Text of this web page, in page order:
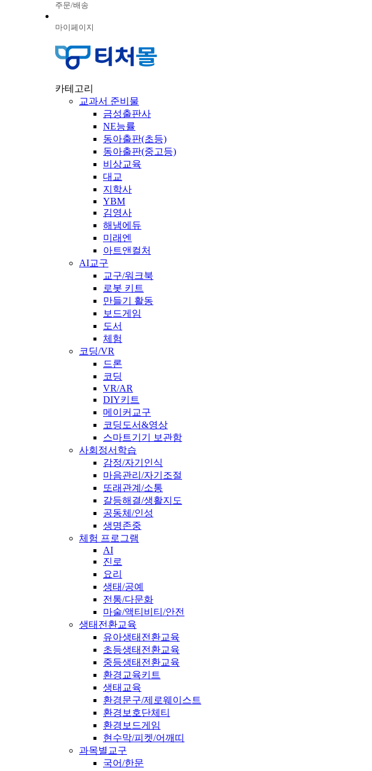
주문/배송
마이페이지
카테고리
교과서 준비물
금성출판사
NE능률
동아출판(초등)
동아출판(중고등)
비상교육
대교
지학사
YBM
김영사
해냄에듀
미래엔
아트앤컬처
AI교구
교구/워크북
로봇 키트
만들기 활동
보드게임
도서
체험
코딩/VR
드론
코딩
VR/AR
DIY키트
메이커교구
코딩도서&영상
스마트기기 보관함
사회정서학습
감정/자기인식
마음관리/자기조절
또래관계/소통
갈등해결/생활지도
공동체/인성
생명존중
체험 프로그램
AI
진로
요리
생태/공예
전통/다문화
마술/액티비티/안전
생태전환교육
유아생태전환교육
초등생태전환교육
중등생태전환교육
환경교육키트
생태교육
환경문구/제로웨이스트
환경보호단체티
환경보드게임
현수막/피켓/어깨띠
과목별교구
국어/한문